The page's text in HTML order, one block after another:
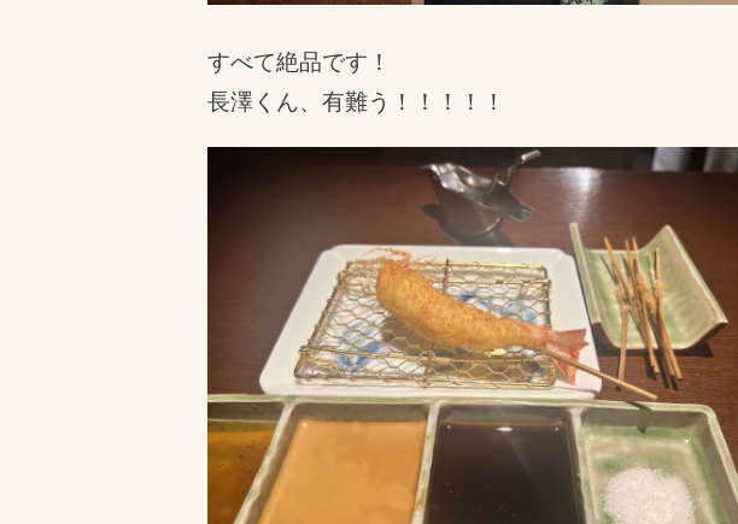
すべて絶品です！
長澤くん、有難う！！！！！